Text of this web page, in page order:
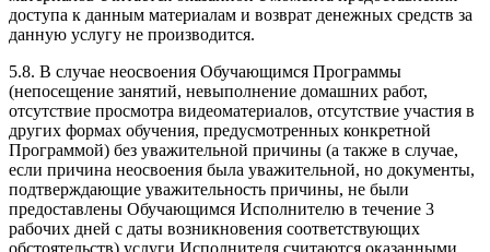
доступа к данным материалам и возврат денежных средств за
данную услугу не производится.
5.8. В случае неосвоения Обучающимся Программы
(непосещение занятий, невыполнение домашних работ,
отсутствие просмотра видеоматериалов, отсутствие участия в
других формах обучения, предусмотренных конкретной
Программой) без уважительной причины (а также в случае,
если причина неосвоения была уважительной, но документы,
подтверждающие уважительность причины, не были
предоставлены Обучающимся Исполнителю в течение 3
рабочих дней с даты возникновения соответствующих
обстоятельств) услуги Исполнителя считаются оказанными